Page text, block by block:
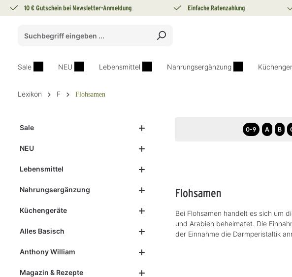
Zur Hauptnavigation springen
10 € Gutschein bei Newsletter-Anmeldung Einfache Ratenzahlung
Sale NEU Lebensmittel Nahrungsergänzung
Lexikon F Flohsamen
Sale
NEU
Lebensmittel
Nahrungsergänzung
Küchengeräte
Alles Basisch
Anthony William
Magazin & Rezepte
0-9 A B
Flohsamen
Bei Flohsamen handelt es sich um
und Arabien beheimatet. Die
der Einnahme die Darmperistaltik